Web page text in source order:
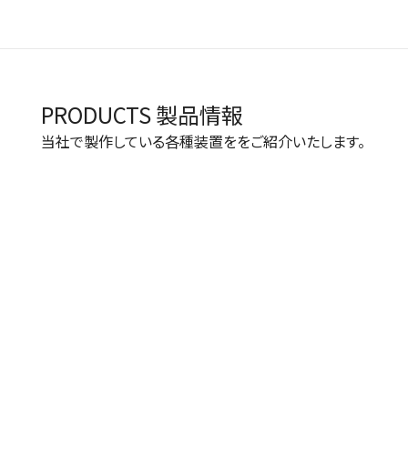
PRODUCTS製品情報
当社で製作している各種装置ををご紹介いたします。